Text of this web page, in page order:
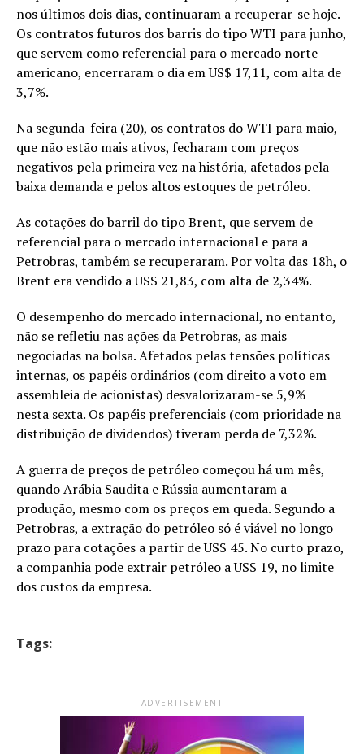
nos últimos dois dias, continuaram a recuperar-sehoje.
Os contratos futuros dos barris do tipo WTI para junho,
que servem como referencial para o mercado norte-
americano, encerraram o dia em US$ 17,11, com alta de
3,7%.
Na segunda-feira (20), os contratos do WTI para maio,
que não estão mais ativos, fecharam com preços
negativos pela primeira vez na história, afetados pela
baixa demanda e pelos altos estoques de petróleo.
As cotações do barril do tipo Brent, que servem de
referencial para o mercado internacional e para a
Petrobras, também se recuperaram. Por volta das 18h, o
Brent era vendido a US$ 21,83, com alta de 2,34%.
O desempenho do mercado internacional, no entanto,
não se refletiu nas ações da Petrobras, as mais
negociadas na bolsa. Afetados pelas tensões políticas
internas, os papéis ordinários (com direito a voto em
assembleia de acionistas) desvalorizaram-se 5,9%
nesta sexta. Os papéis preferenciais (com prioridade na
distribuição de dividendos) tiveram perda de 7,32%.
A guerra de preços de petróleo começou há um mês,
quando Arábia Saudita e Rússia aumentaram a
produção, mesmo com os preços em queda. Segundo a
Petrobras, a extração do petróleo só é viável no longo
prazo para cotações a partir de US$ 45. No curto prazo,
a companhia pode extrair petróleo a US$ 19, no limite
dos custos da empresa.
Tags:
ADVERTISEMENT